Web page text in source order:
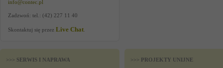
info@contec.pl
Zadzwoń: tel.: (42) 227 11 40
Skontaktuj się przez Live Chat
>>> SERWIS I NAPRAWA
>>> PROJEKTY UNIJNE